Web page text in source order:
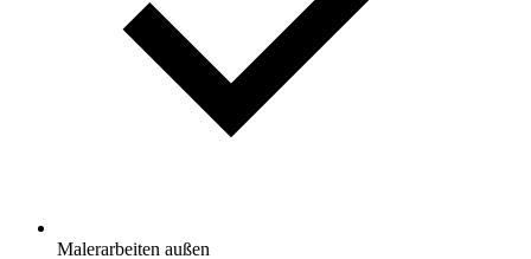
Malerarbeiten außen